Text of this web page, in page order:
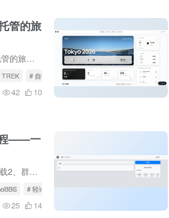
管的旅
一、TREK 项目介绍TREK 是一个自托管的旅行规划工具，支持多人实时协作。简单来说，你可以把它理解为一个团队版的'旅行计划本'，所有参与者可以同时看到最新的行程变动。核心功能🗺️ 行程规划...
TREK # 自托管
42 10
程——一
需要准备：1、xiunobbs源码：点击下载2、群晖需要安装：Web station、MariaDB 10、phpMyAdmin、php7.4介绍：Xiuno来源介绍Xiuno 这个名字来源于圣斗士星矢白羊座的黄金圣斗士修罗，他的攻击速度...
# 轻论坛
25 14